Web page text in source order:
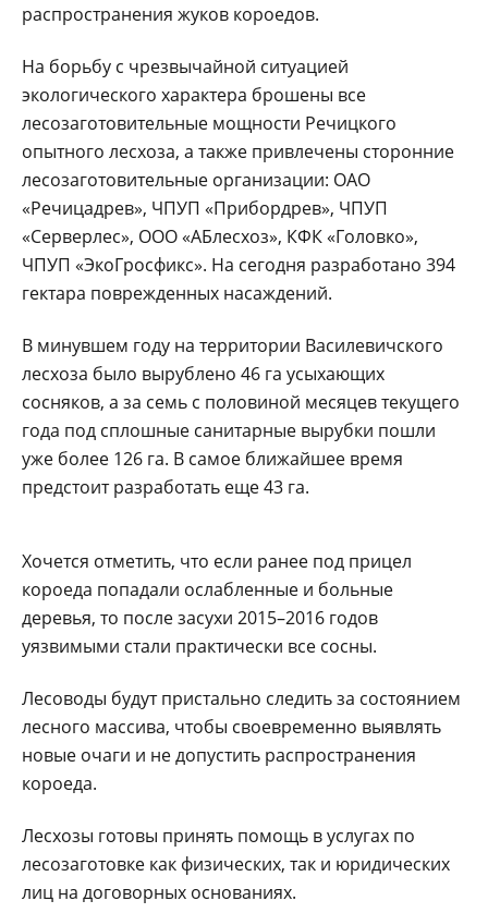
распространения жуков короедов.
На борьбу с чрезвычайной ситуацией
экологического характера брошены все
лесозаготовительные мощности Речицкого
опытного лесхоза, а также привлечены сторонние
лесозаготовительные организации: ОАО
«Речицадрев», ЧПУП «Прибордрев», ЧПУП
«Серверлес», ООО «АБ­лесхоз», КФК «Головко»,
ЧПУП «ЭкоГросфикс». На сегодня разработано 394
гектара поврежденных насаждений.
В минувшем году на территории Василевичского
лесхоза было вырублено 46 га усыхающих
сосняков, а за семь с половиной месяцев текущего
года под сплошные санитарные вырубки пошли
уже более 126 га. В самое ближайшее время
предстоит разработать еще 43 га.
Хочется отметить, что если ранее под прицел
короеда попадали ослабленные и больные
деревья, то после засухи 2015–2016 годов
уязвимыми стали практически все сосны.
Лесоводы будут пристально следить за состоянием
лесного массива, чтобы своевременно выявлять
новые очаги и не допустить распространения
короеда.
Лесхозы готовы принять помощь в услугах по
лесозаготовке как физических, так и юридических
лиц на договорных основаниях.